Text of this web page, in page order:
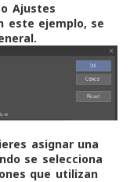
o Ajustes
este ejemplo, se
.
asignar una
se selecciona
que utilizan